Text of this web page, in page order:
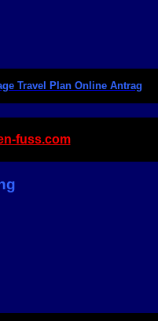
Travel Plan Online Antrag
fuss.com